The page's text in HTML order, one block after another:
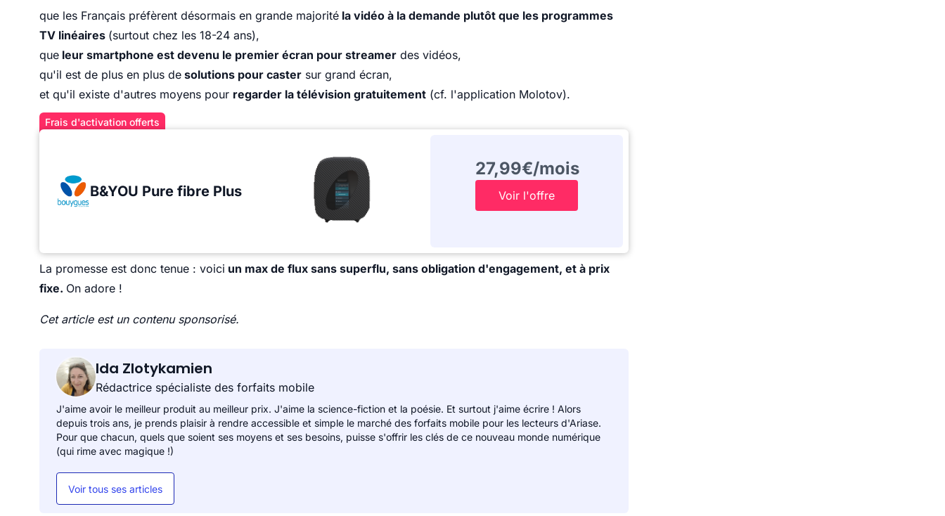
que les Français préfèrent désormais en grande majorité la vidéo à la demande plutôt que les programmes
TV linéaires (surtout chez les 18-24 ans),
que leur smartphone est devenu le premier écran pour streamer des vidéos,
qu'il est de plus en plus de solutions pour caster sur grand écran,
et qu'il existe d'autres moyens pour regarder la télévision gratuitement (cf. l'application Molotov).
Frais d'activation offerts
B&YOU Pure fibre Plus
27,99€/mois
Voir l'offre
La promesse est donc tenue : voici un max de flux sans superflu, sans obligation d'engagement, et à prix
fixe. On adore !
Cet article est un contenu sponsorisé.
Ida Zlotykamien
Rédactrice spécialiste des forfaits mobile
J'aime avoir le meilleur produit au meilleur prix. J'aime la science-fiction et la poésie. Et surtout j'aime écrire ! Alors
depuis trois ans, je prends plaisir à rendre accessible et simple le marché des forfaits mobile pour les lecteurs d'Ariase.
Pour que chacun, quels que soient ses moyens et ses besoins, puisse s'offrir les clés de ce nouveau monde numérique
(qui rime avec magique !)
Voir tous ses articles